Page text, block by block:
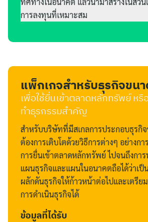
การลงทุนที่เหมาะสม
แพ็กเกจสำหรับธุรกิจขน
เพื่อใช้ยื่นเข้าตลาดหลักทรัพย์ หรื
ทำธุรกรรมสำคัญ
สำหรับบริษัทที่มีสเกลการประกอบธุรกิ
ต้องการเติบโตด้วยวิธีการต่างๆ อย่างก
การยื่นเข้าตลาดหลักทรัพย์ ไปจนถึงกา
แผนธุรกิจและแผนในอนาคตถือได้ว่าเป็
ผลักดันธุรกิจให้ก้าวหน้าต่อไปและเตรีย
การดำเนินธุรกิจได้
ข้อมูลที่ได้รับ